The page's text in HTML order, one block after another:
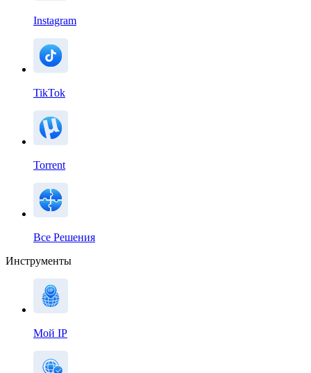
Instagram
TikTok
Torrent
Все Решения
Инструменты
Мой IP